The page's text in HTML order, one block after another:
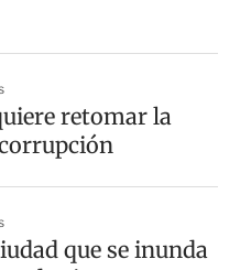
retomar la
que se inunda